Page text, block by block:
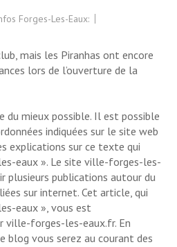
Forges-Les-Eaux:
mais les Piranhas ont encore
lors de l’ouverture de la
du mieux possible. Il est possible
indiquées sur le site web
explications sur ce texte qui
eaux ». Le site ville-forges-les-
publications autour du
sur internet. Cet article, qui
eaux », vous est
ville-forges-les-eaux.fr. En
vous serez au courant des